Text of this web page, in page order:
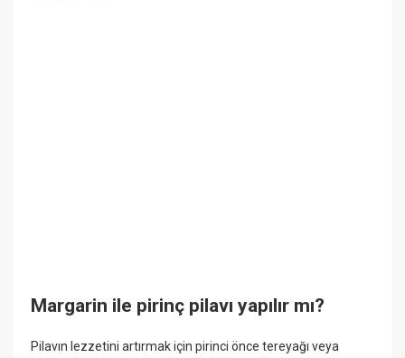
Margarin ile pirinç pilavı yapılır mı?
Pilavın lezzetini artırmak için pirinci önce tereyağı veya